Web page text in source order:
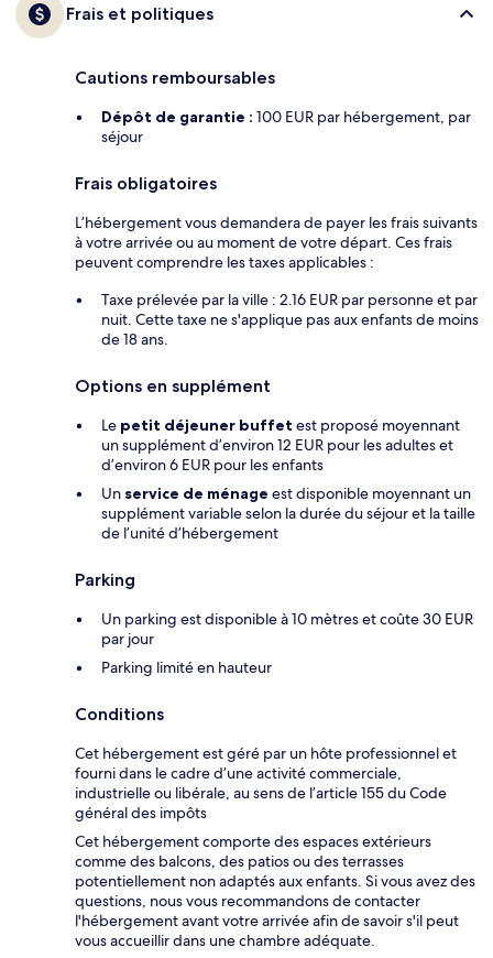
Frais et politiques
Cautions remboursables
Dépôt de garantie : 100 EUR par hébergement, par
séjour
Frais obligatoires
L’hébergement vous demandera de payer les frais suivants
à votre arrivée ou au moment de votre départ. Ces frais
peuvent comprendre les taxes applicables :
Taxe prélevée par la ville : 2.16 EUR par personne et par
nuit. Cette taxe ne s'applique pas aux enfants de moins
de 18 ans.
Options en supplément
Le petit déjeuner buffet est proposé moyennant
un supplément d’environ 12 EUR pour les adultes et
d’environ 6 EUR pour les enfants
Un service de ménage est disponible moyennant un
supplément variable selon la durée du séjour et la taille
de l’unité d’hébergement
Parking
Un parking est disponible à 10 mètres et coûte 30 EUR
par jour
Parking limité en hauteur
Conditions
Cet hébergement est géré par un hôte professionnel et
fourni dans le cadre d’une activité commerciale,
industrielle ou libérale, au sens de l’article 155 du Code
général des impôts
Cet hébergement comporte des espaces extérieurs
comme des balcons, des patios ou des terrasses
potentiellement non adaptés aux enfants. Si vous avez des
questions, nous vous recommandons de contacter
l'hébergement avant votre arrivée afin de savoir s'il peut
vous accueillir dans une chambre adéquate.